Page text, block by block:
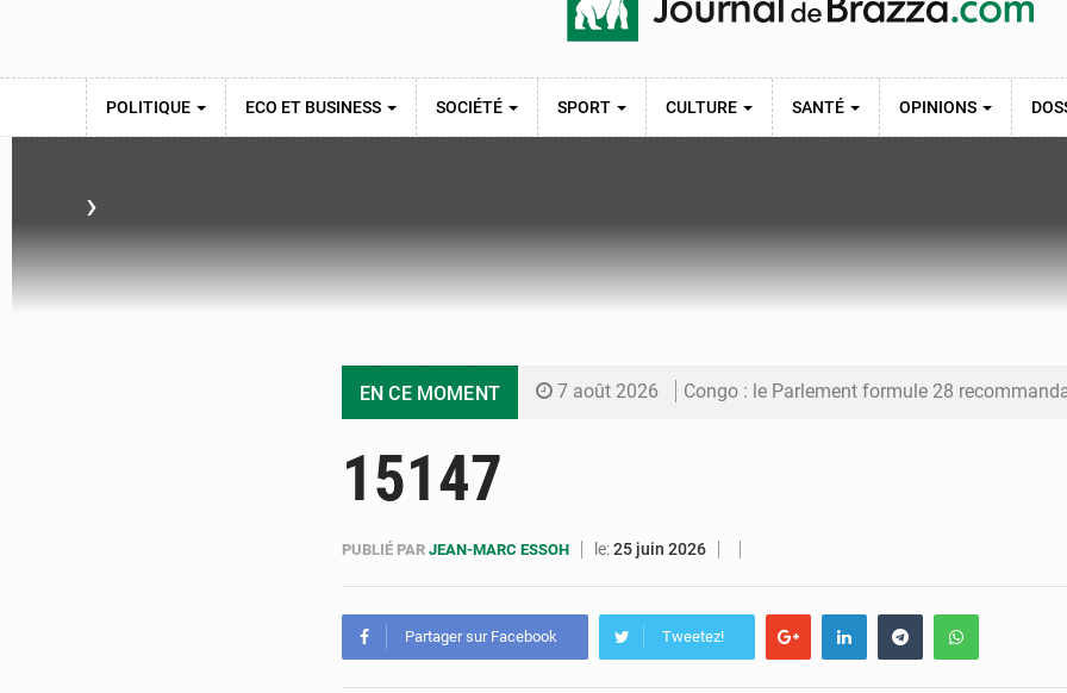
POLITIQUE ECO ET BUSINESS SOCIÉTÉ SPORT CULTURE SANTÉ OPINIONS
›
EN CE MOMENT 7 août 2026 Congo : le Parlement formule 28 recommandations sur le
7 août 2026 Congo-RDC : Brazzaville et Kinshasa renforcent leur coopération
15147
PUBLIÉ PAR JEAN-MARC ESSOH le:25 juin 2026
Partager sur Facebook Tweetez!